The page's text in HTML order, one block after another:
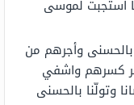
استجبت لموسى
وأجرهم من
كسرهم واشفي
وتولّنا بالحسنى